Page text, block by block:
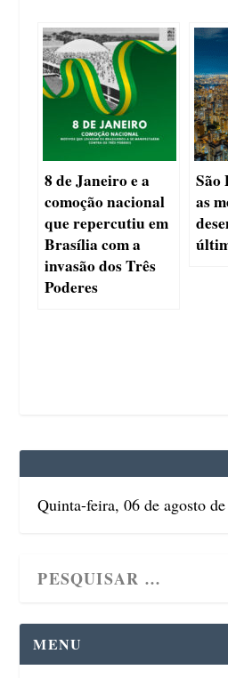
8 de Janeiro e a
comoção nacional
que repercutiu em
Brasília com a
invasão dos Três
Poderes
São
as
Quinta-feira, 06 de agosto
MENU